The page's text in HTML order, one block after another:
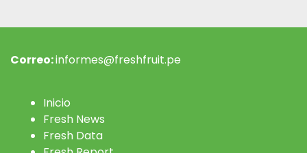
Correo:informes@freshfruit.pe
Inicio
Fresh News
Fresh Data